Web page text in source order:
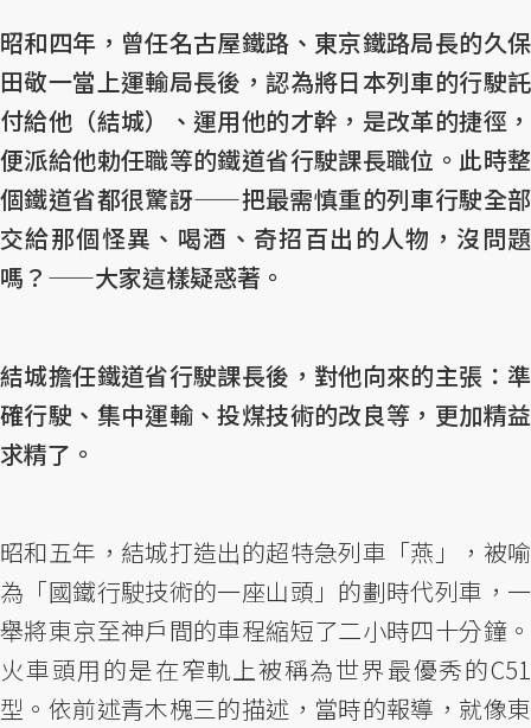
昭和四年，曾任名古屋鐵路、東京鐵路局長的久保
田敬一當上運輸局長後，認為將日本列車的行駛託
付給他（結城）、運用他的才幹，是改革的捷徑，
便派給他勅任職等的鐵道省行駛課長職位。此時整
個鐵道省都很驚訝——把最需慎重的列車行駛全部
交給那個怪異、喝酒、奇招百出的人物，沒問題
嗎？——大家這樣疑惑著。
結城擔任鐵道省行駛課長後，對他向來的主張：準
確行駛、集中運輸、投煤技術的改良等，更加精益
求精了。
昭和五年，結城打造出的超特急列車「燕」，被喻
為「國鐵行駛技術的一座山頭」的劃時代列車，一
舉將東京至神戶間的車程縮短了二小時四十分鐘。
火車頭用的是在窄軌上被稱為世界最優秀的C51
型。依前述青木槐三的描述，當時的報導，就像東